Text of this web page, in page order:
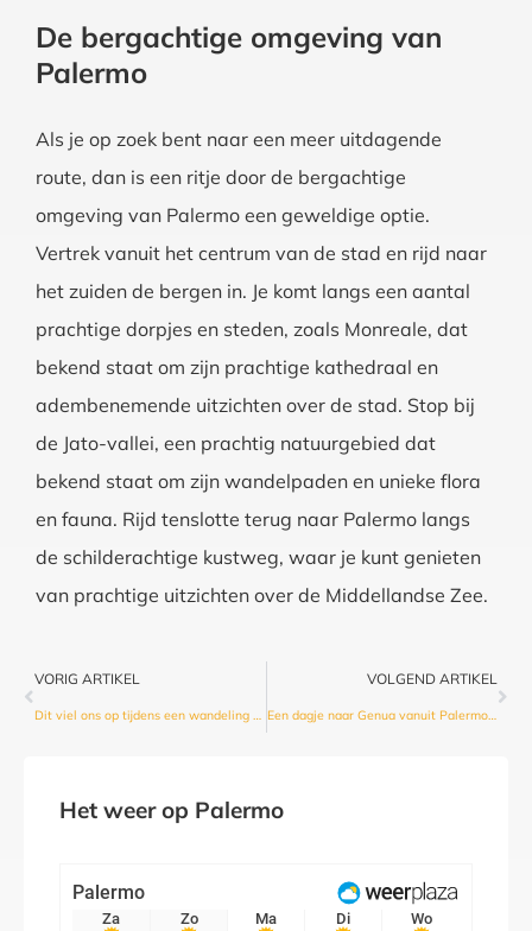
De bergachtige omgeving van
Palermo
Als je op zoek bent naar een meer uitdagende
route, dan is een ritje door de bergachtige
omgeving van Palermo een geweldige optie.
Vertrek vanuit het centrum van de stad en rijd naar
het zuiden de bergen in. Je komt langs een aantal
prachtige dorpjes en steden, zoals Monreale, dat
bekend staat om zijn prachtige kathedraal en
adembenemende uitzichten over de stad. Stop bij
de Jato-vallei, een prachtig natuurgebied dat
bekend staat om zijn wandelpaden en unieke flora
en fauna. Rijd tenslotte terug naar Palermo langs
de schilderachtige kustweg, waar je kunt genieten
van prachtige uitzichten over de Middellandse Zee.
VORIG ARTIKEL
Dit viel ons op tijdens een wandeling met streetview door Palermo
VOLGEND ARTIKEL
Een dagje naar Genua vanuit Palermo? Pak de veerboot!
Het weer op Palermo